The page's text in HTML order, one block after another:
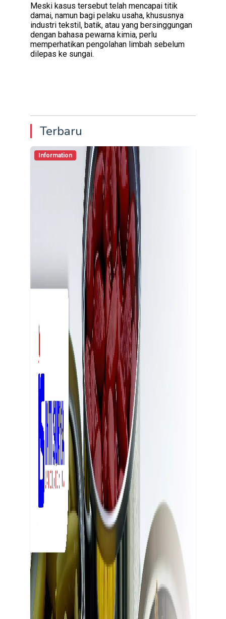
Meski kasus tersebut telah mencapai titik
damai, namun bagi pelaku usaha, khususnya
industri tekstil, batik, atau yang bersinggungan
dengan bahasa pewarna kimia, perlu
memperhatikan pengolahan limbah sebelum
dilepas ke sungai.
Terbaru
Information